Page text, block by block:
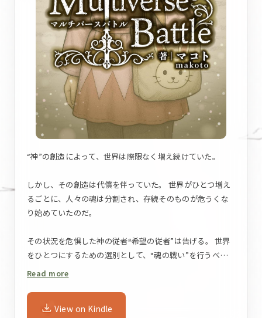
“神”の創造によって、世界は際限なく増え続けていた。
しかし、その創造は代償を伴っていた。 世界がひとつ増え
るごとに、人々の魂は分割され、存続そのものが危うくな
り始めていたのだ。
その状況を危惧した神の従者――“希望の従者”は告げる。 世界
をひとつにするための選別として、“魂の戦い”を行うべき
だと。
魂の戦いは文字通りに魂での戦いだ。 身体から解き放たれ
た魂は、不思議な力を扱えるようになる。 それは“魂力”と
Read more
View on Kindle